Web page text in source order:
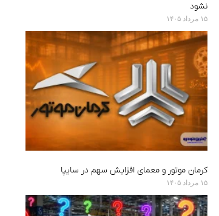
نشود
۱۵ مرداد ۱۴۰۵
کرمان موتور و معمای افزایش سهم در سایپا
۱۵ مرداد ۱۴۰۵